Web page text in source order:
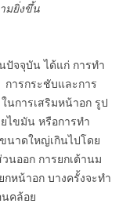
มยิ่งขึ้น
ปัจจุบัน ได้แก่ การทำ
การกระชับและการ
นการเสริมหน้าอก รูป
ไขมัน หรือการทำ
นาดใหญ่เกินไปโดย
นออก การยกเต้านม
หน้าอก บางครั้งจะทำ
คล้อย